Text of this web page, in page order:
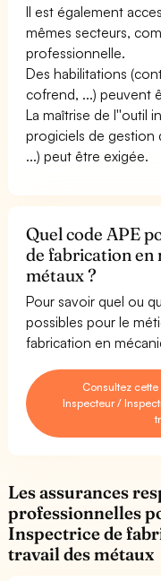
Il est également
mêmes secteurs,
professionnelle.
Des habilitations
cofrend, ...) peuvent
La maîtrise de l''outil
progiciels de gestion
...) peut être exigée.
Quel code APE
de fabrication en
métaux ?
Pour savoir quel ou
possibles pour le
fabrication en
Consultez
Inspecteur /
Les assurances
professionnelles
Inspectrice de
travail des métaux